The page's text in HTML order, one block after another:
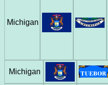
Michigan
Michigan